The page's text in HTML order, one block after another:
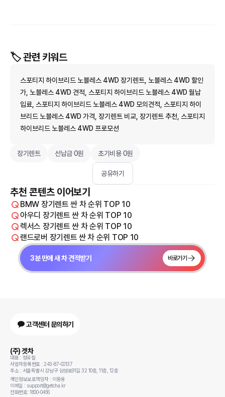
🏷️ 관련 키워드
스포티지 하이브리드 노블레스 4WD 장기렌트, 노블레스 4WD 할인
가, 노블레스 4WD 견적, 스포티지 하이브리드 노블레스 4WD 월납
입료, 스포티지 하이브리드 노블레스 4WD 모의견적, 스포티지 하이
브리드 노블레스 4WD 가격, 장기렌트 비교, 장기렌트 추천, 스포티지
하이브리드 노블레스 4WD 프로모션
장기렌트 선납금 0원 초기비용 0원
공유하기
추천 콘텐츠 이어보기
BMW 장기렌트 싼 차 순위 TOP 10
아우디 장기렌트 싼 차 순위 TOP 10
렉서스 장기렌트 싼 차 순위 TOP 10
랜드로버 장기렌트 싼 차 순위 TOP 10
3분 만에 새 차 견적받기 바로가기
고객센터 문의하기
(주) 겟차
대표 : 정유철
사업자등록번호 : 243-87-00137
주소 : 서울특별시 강남구 삼성로91길 32 10층, 11층, 12층
개인정보보호책임자 : 이동용
이메일 : support@getcha.kr
전화번호: 1800-0456